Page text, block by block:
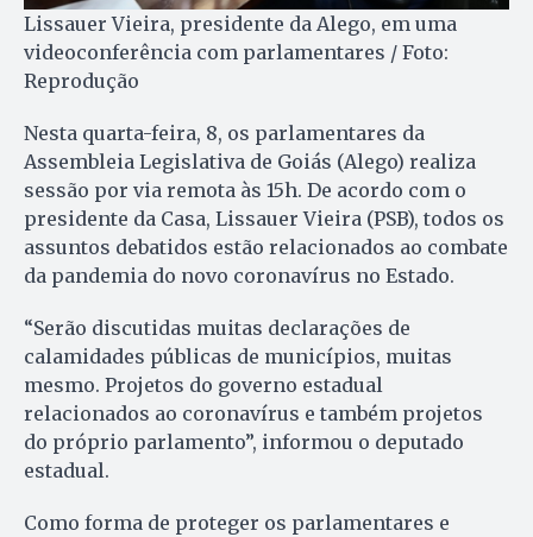
Lissauer Vieira, presidente da Alego, em uma
videoconferência com parlamentares / Foto:
Reprodução
Nesta quarta-feira, 8, os parlamentares da
Assembleia Legislativa de Goiás (Alego) realiza
sessão por via remota às 15h. De acordo com o
presidente da Casa, Lissauer Vieira (PSB), todos os
assuntos debatidos estão relacionados ao combate
da pandemia do novo coronavírus no Estado.
“Serão discutidas muitas declarações de
calamidades públicas de municípios, muitas
mesmo. Projetos do governo estadual
relacionados ao coronavírus e também projetos
do próprio parlamento”, informou o deputado
estadual.
Como forma de proteger os parlamentares e